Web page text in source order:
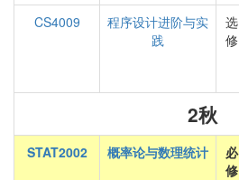
CS4009
程序设计进阶与实
践
选
修
2秋
STAT2002 概率论与数理统计
必
修